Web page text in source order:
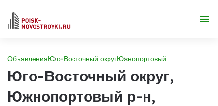
ОбъявленияЮго-Восточный округЮжнопортовый
Юго-Восточный округ,
Южнопортовый р-н,